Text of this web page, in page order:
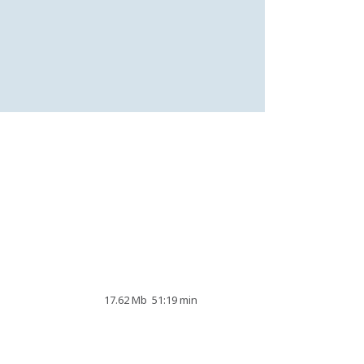
17.62 Mb 51:19 min